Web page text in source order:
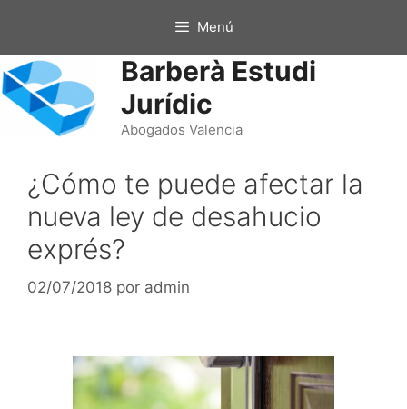
Menú
Barberà Estudi
Jurídic
Abogados Valencia
¿Cómo te puede afectar la
nueva ley de desahucio
exprés?
02/07/2018 por admin